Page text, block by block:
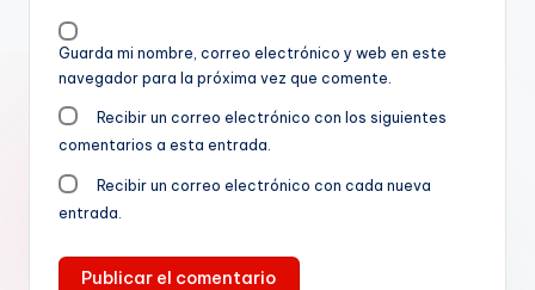
Guarda mi nombre, correo electrónico y web en este
navegador para la próxima vez que comente.
Recibir un correo electrónico con los siguientes
comentarios a esta entrada.
Recibir un correo electrónico con cada nueva
entrada.